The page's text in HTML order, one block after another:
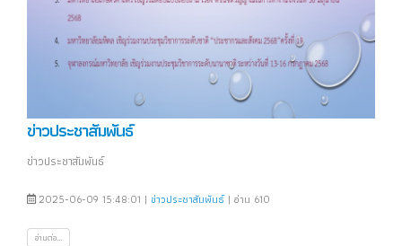
ข่าวประชาสัมพันธ์
ข่าวประชาสัมพันธ์
2025-06-09 15:48:01 | ข่าวประชาสัมพันธ์| อ่าน 610
อ่านต่อ...